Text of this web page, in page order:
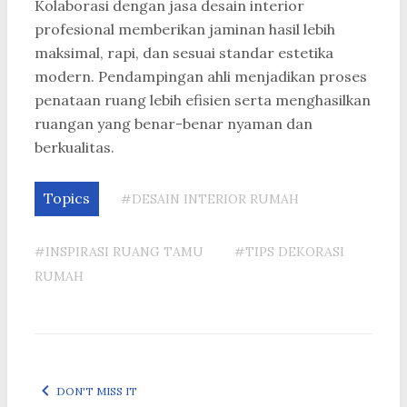
Kolaborasi dengan jasa desain interior
profesional memberikan jaminan hasil lebih
maksimal, rapi, dan sesuai standar estetika
modern. Pendampingan ahli menjadikan proses
penataan ruang lebih efisien serta menghasilkan
ruangan yang benar-benar nyaman dan
berkualitas.
Topics #DESAIN INTERIOR RUMAH
#INSPIRASI RUANG TAMU
#TIPS DEKORASI
RUMAH
DON'T MISS IT